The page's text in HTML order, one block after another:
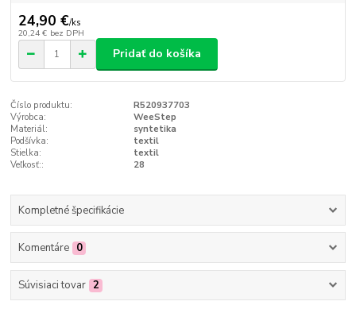
24,90 €/ks
20,24 € bez DPH
Pridať do košíka
Číslo produktu:
R520937703
Výrobca:
WeeStep
Materiál:
syntetika
Podšívka:
textil
Stielka:
textil
Veľkosť::
28
Kompletné špecifikácie
Komentáre 0
Súvisiaci tovar 2